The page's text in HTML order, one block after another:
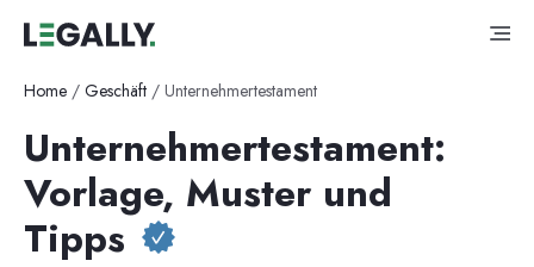
Home / Geschäft / Unternehmertestament
Unternehmertestament:
Vorlage, Muster und
Tipps